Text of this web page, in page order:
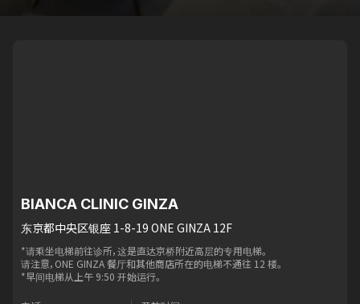
BIANCA CLINIC GINZA
东京都中央区银座 1-8-19 ONE GINZA 12F
*请乘坐电梯前往诊所，这是直达京桥附近高层的专用电梯。
请注意，ONE GINZA 餐厅和其他商店所在的电梯不通往 12 楼。
*早间电梯从上午 9:50 开始运行。